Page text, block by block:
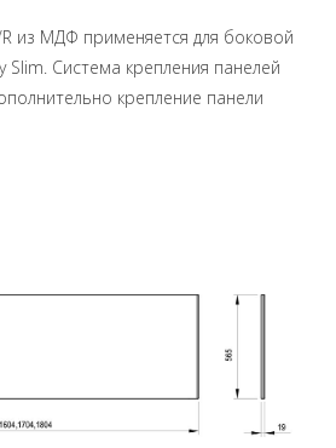
из МДФ применяется для боковой
Slim. Система крепления панелей
крепление панели